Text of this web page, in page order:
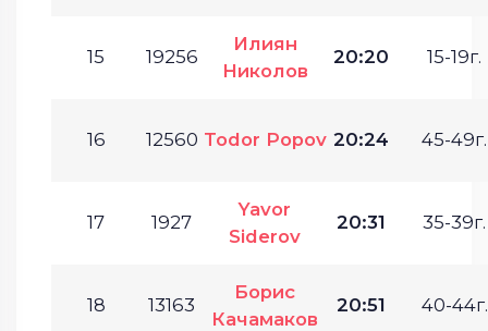
15 19256
Илиян
Николов
20:20 15-19г.
16 12560 Todor Popov 20:24 45-49г.
17 1927
Yavor
Siderov
20:31 35-39г.
18 13163
Борис
Качамаков
20:51 40-44г.